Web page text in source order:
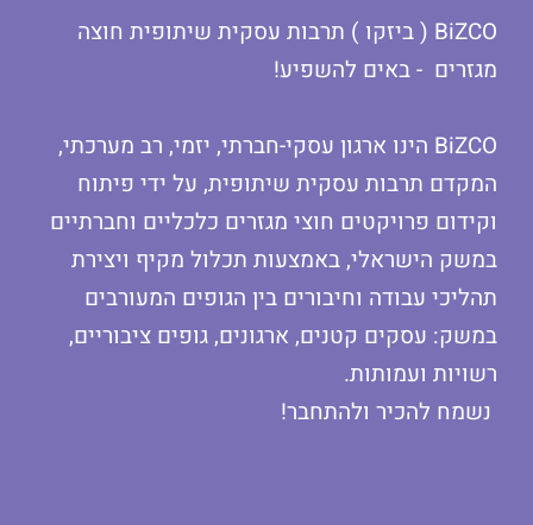
BiZCO ( ביזקו ) תרבות עסקית שיתופית חוצה
מגזרים - באים להשפיע!
BiZCO הינו ארגון עסקי-חברתי, יזמי, רב מערכתי,
המקדם תרבות עסקית שיתופית, על ידי פיתוח
וקידום פרויקטים חוצי מגזרים כלכליים וחברתיים
במשק הישראלי, באמצעות תכלול מקיף ויצירת
תהליכי עבודה וחיבורים בין הגופים המעורבים
במשק: עסקים קטנים, ארגונים, גופים ציבוריים,
רשויות ועמותות.
נשמח להכיר ולהתחבר!